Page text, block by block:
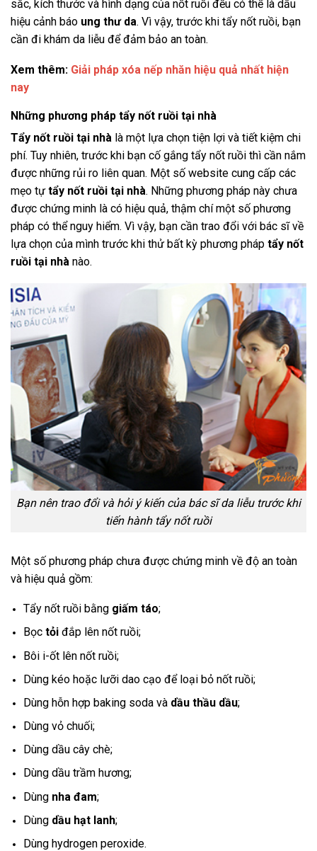
sắc, kích thước và hình dạng của nốt ruồi đều có thể là dấu
hiệu cảnh báo ung thư da. Vì vậy, trước khi tẩy nốt ruồi, bạn
cần đi khám da liễu để đảm bảo an toàn.
Xem thêm: Giải pháp xóa nếp nhăn hiệu quả nhất hiện
nay
Những phương pháp tẩy nốt ruồi tại nhà
Tẩy nốt ruồi tại nhà là một lựa chọn tiện lợi và tiết kiệm chi
phí. Tuy nhiên, trước khi bạn cố gắng tẩy nốt ruồi thì cần nắm
được những rủi ro liên quan. Một số website cung cấp các
mẹo tự tẩy nốt ruồi tại nhà. Những phương pháp này chưa
được chứng minh là có hiệu quả, thậm chí một số phương
pháp có thể nguy hiểm. Vì vậy, bạn cần trao đổi với bác sĩ về
lựa chọn của mình trước khi thử bất kỳ phương pháp tẩy nốt
ruồi tại nhà nào.
Bạn nên trao đổi và hỏi ý kiến của bác sĩ da liễu trước khi
tiến hành tẩy nốt ruồi
Một số phương pháp chưa được chứng minh về độ an toàn
và hiệu quả gồm:
Tẩy nốt ruồi bằng giấm táo;
Bọc tỏiđắp lên nốt ruồi;
Bôi i-ốt lên nốt ruồi;
Dùng kéo hoặc lưỡi dao cạo để loại bỏ nốt ruồi;
Dùng hỗn hợp baking soda và dầu thầu dầu;
Dùng vỏ chuối;
Dùng dầu cây chè;
Dùng dầu trầm hương;
Dùng nha đam;
Dùng dầu hạt lanh;
Dùng hydrogen peroxide.